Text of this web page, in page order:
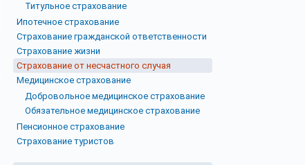
Титульное страхование
Ипотечное страхование
Страхование гражданской ответственности
Страхование жизни
Страхование от несчастного случая
Медицинское страхование
Добровольное медицинское страхование
Обязательное медицинское страхование
Пенсионное страхование
Страхование туристов